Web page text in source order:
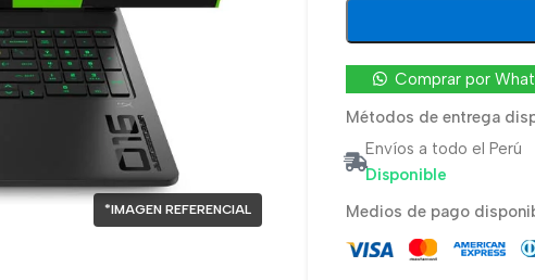
*IMAGEN REFERENCIAL
Comprar por
Métodos de entrega
Envíos a todo el Perú
Disponible
Medios de pago